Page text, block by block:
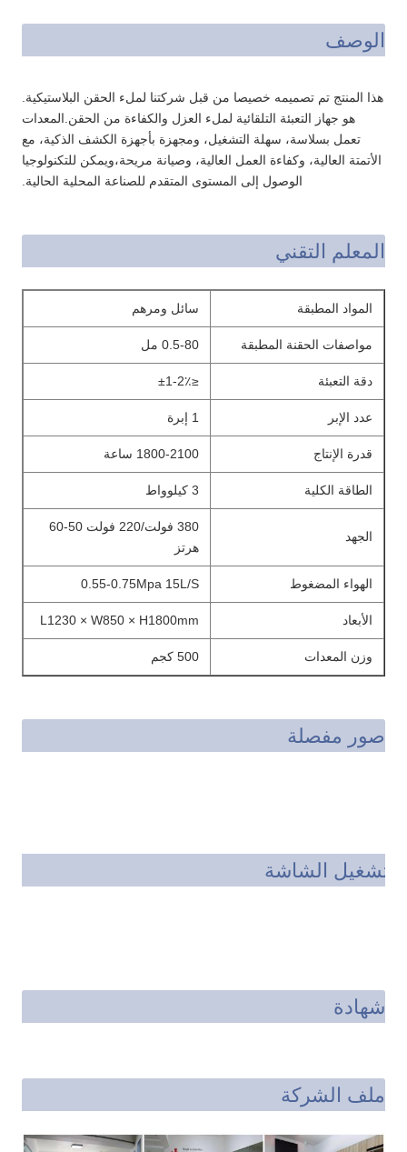
الوصف
هذا المنتج تم تصميمه خصيصا من قبل شركتنا لملء الحقن البلاستيكية.
هو جهاز التعبئة التلقائية لملء العزل والكفاءة من الحقن.المعدات
تعمل بسلاسة، سهلة التشغيل، ومجهزة بأجهزة الكشف الذكية، مع
الأتمتة العالية، وكفاءة العمل العالية، وصيانة مريحة،ويمكن للتكنولوجيا
الوصول إلى المستوى المتقدم للصناعة المحلية الحالية.
المعلم التقني
المواد المطبقة سائل ومرهم
مواصفات الحقنة المطبقة 0.5-80 مل
دقة التعبئة ≤±1-2٪
عدد الإبر 1 إبرة
قدرة الإنتاج 1800-2100 ساعة
الطاقة الكلية 3 كيلوواط
الجهد
380 فولت/220 فولت 50-60
هرتز
الهواء المضغوط 0.55-0.75Mpa 15L/S
الأبعاد L1230 × W850 × H1800mm
وزن المعدات 500 كجم
صور مفصلة
تشغيل الشاشة
شهادة
ملف الشركة